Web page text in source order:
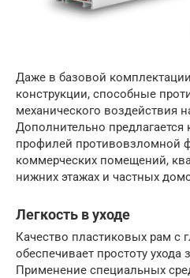
Даже в базовой
конструкции, способные
механического воздействия
Дополнительно
профилей противовзломной
коммерческих помещений,
нижних этажах и частных
Легкость в уходе
Качество пластиковых рам с
обеспечивает простоту ухода
Применение специальных